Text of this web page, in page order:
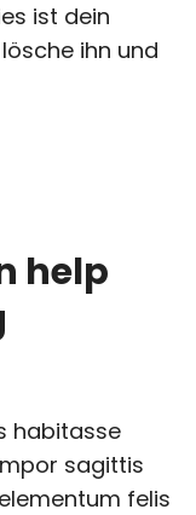
ist dein
ihn und
help
habitasse
sagittis
felis